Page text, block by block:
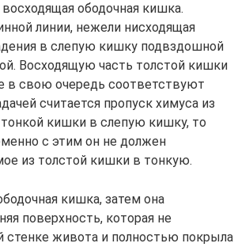
ободочная кишка.
линии, нежели нисходящая
в слепую кишку подвздошной
Восходящую часть толстой кишки
в свою очередь соответствуют
считается пропуск химуса из
кишки в слепую кишку, то
с этим он не должен
из толстой кишки в тонкую.
кишка, затем она
поверхность, которая не
стенке живота и полностью покрыла